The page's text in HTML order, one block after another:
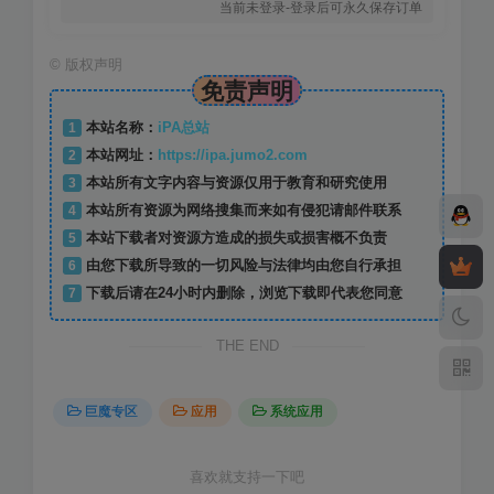
当前未登录-登录后可永久保存订单
© 版权声明
免责声明
1 本站名称： iPA总站
2
本站网址： https://ipa.jumo2.com
3
本站所有文字内容与资源仅用于教育和研究使用
4
本站所有资源为网络搜集而来如有侵犯请邮件联系
5
本站下载者对资源方造成的损失或损害概不负责
6
由您下载所导致的一切风险与法律均由您自行承担
7
下载后请在24小时内删除，浏览下载即代表您同意
THE END
巨魔专区 应用 系统应用
喜欢就支持一下吧